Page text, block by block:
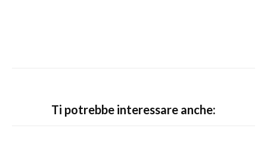
Ti potrebbe interessare anche: